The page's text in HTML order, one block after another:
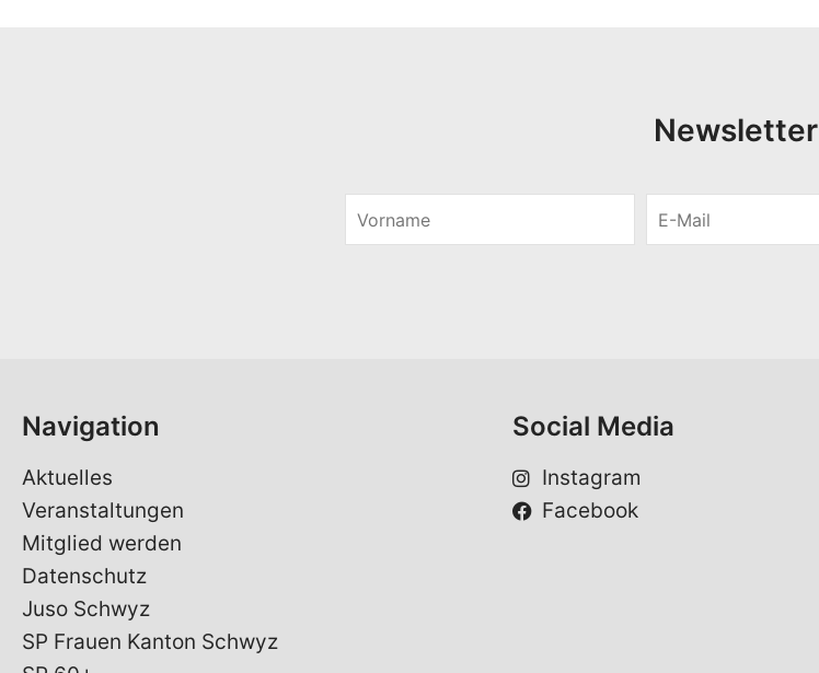
Newsletter
r
M
Navigation
Aktuelles
Veranstaltungen
Mitglied werden
Datenschutz
Juso Schwyz
SP Frauen Kanton Schwyz
Social Media
Instagram
Facebook